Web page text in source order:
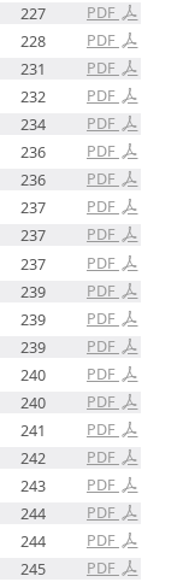
PDF
227
PDF
228
PDF
231
PDF
232
PDF
234
PDF
236
PDF
236
PDF
237
PDF
237
PDF
237
PDF
239
PDF
239
PDF
239
PDF
240
PDF
240
PDF
241
PDF
242
PDF
243
PDF
244
PDF
244
PDF
245